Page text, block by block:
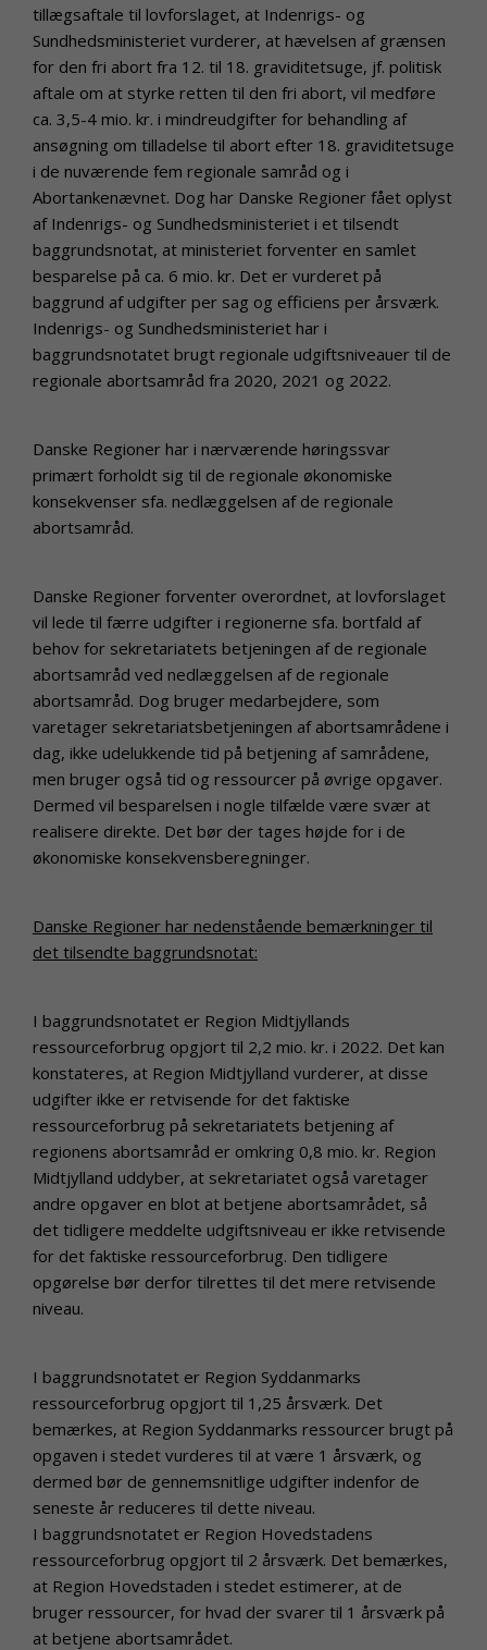
tillægsaftale til lovforslaget, at Indenrigs- og
Sundhedsministeriet vurderer, at hævelsen af grænsen
for den fri abort fra 12. til 18. graviditetsuge, jf. politisk
aftale om at styrke retten til den fri abort, vil medføre
ca. 3,5-4 mio. kr. i mindreudgifter for behandling af
ansøgning om tilladelse til abort efter 18. graviditetsuge
i de nuværende fem regionale samråd og i
Abortankenævnet. Dog har Danske Regioner fået oplyst
af Indenrigs- og Sundhedsministeriet i et tilsendt
baggrundsnotat, at ministeriet forventer en samlet
besparelse på ca. 6 mio. kr. Det er vurderet på
baggrund af udgifter per sag og efficiens per årsværk.
Indenrigs- og Sundhedsministeriet har i
baggrundsnotatet brugt regionale udgiftsniveauer til de
regionale abortsamråd fra 2020, 2021 og 2022.
Danske Regioner har i nærværende høringssvar
primært forholdt sig til de regionale økonomiske
konsekvenser sfa. nedlæggelsen af de regionale
abortsamråd.
Danske Regioner forventer overordnet, at lovforslaget
vil lede til færre udgifter i regionerne sfa. bortfald af
behov for sekretariatets betjeningen af de regionale
abortsamråd ved nedlæggelsen af de regionale
abortsamråd. Dog bruger medarbejdere, som
varetager sekretariatsbetjeningen af abortsamrådene i
dag, ikke udelukkende tid på betjening af samrådene,
men bruger også tid og ressourcer på øvrige opgaver.
Dermed vil besparelsen i nogle tilfælde være svær at
realisere direkte. Det bør der tages højde for i de
økonomiske konsekvensberegninger.
Danske Regioner har nedenstående bemærkninger til
det tilsendte baggrundsnotat:
I baggrundsnotatet er Region Midtjyllands
ressourceforbrug opgjort til 2,2 mio. kr. i 2022. Det kan
konstateres, at Region Midtjylland vurderer, at disse
udgifter ikke er retvisende for det faktiske
ressourceforbrug på sekretariatets betjening af
regionens abortsamråd er omkring 0,8 mio. kr. Region
Midtjylland uddyber, at sekretariatet også varetager
andre opgaver en blot at betjene abortsamrådet, så
det tidligere meddelte udgiftsniveau er ikke retvisende
for det faktiske ressourceforbrug. Den tidligere
opgørelse bør derfor tilrettes til det mere retvisende
niveau.
I baggrundsnotatet er Region Syddanmarks
ressourceforbrug opgjort til 1,25 årsværk. Det
bemærkes, at Region Syddanmarks ressourcer brugt på
opgaven i stedet vurderes til at være 1 årsværk, og
dermed bør de gennemsnitlige udgifter indenfor de
seneste år reduceres til dette niveau.
I baggrundsnotatet er Region Hovedstadens
ressourceforbrug opgjort til 2 årsværk. Det bemærkes,
at Region Hovedstaden i stedet estimerer, at de
bruger ressourcer, for hvad der svarer til 1 årsværk på
at betjene abortsamrådet.